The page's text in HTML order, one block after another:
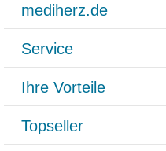
mediherz.de
Glossar
Häufig gestellte Fragen
Datenschutz
Service
Rücksendemöglichkeit
Paketlieferstatus
Ihre Vorteile
Rezeptlieferung
Bonusprogramm
Topseller